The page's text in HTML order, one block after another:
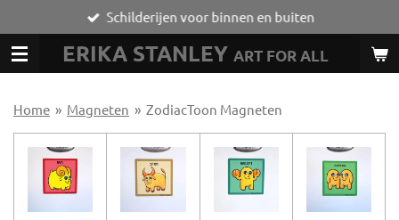
direct
naar
de
ERIKA STANLEY ART FOR ALL
Schilderijen voor binnen en buiten
Home » Magneten » ZodiacToon Magneten